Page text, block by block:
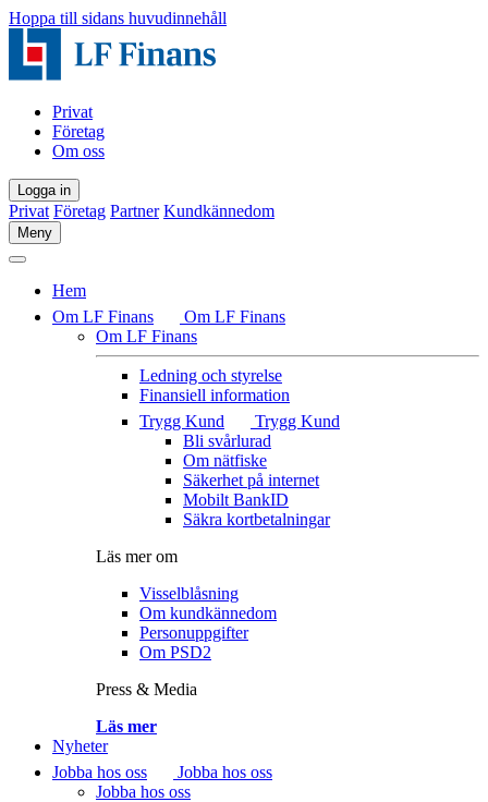
Hoppa till sidans huvudinnehåll
Privat
Företag
Om oss
Logga in
Privat Företag Partner Kundkännedom
Meny
Hem
Om LF Finans
Om LF Finans
Om LF Finans
Ledning och styrelse
Finansiell information
Trygg Kund
Trygg Kund
Bli svårlurad
Om nätfiske
Säkerhet på internet
Mobilt BankID
Säkra kortbetalningar
Läs mer om
Visselblåsning
Om kundkännedom
Personuppgifter
Om PSD2
Press & Media
Läs mer
Nyheter
Jobba hos oss
Jobba hos oss
Jobba hos oss